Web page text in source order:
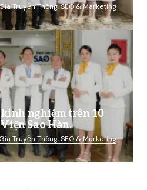
Truyền Thông, SEO & Marketing
kinh nghiệm trên 10
Sao Hàn.
Truyền Thông, SEO & Marketing